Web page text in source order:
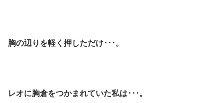
胸の辺りを軽く押しただけ･･･。
レオに胸倉をつかまれていた私は･･･。